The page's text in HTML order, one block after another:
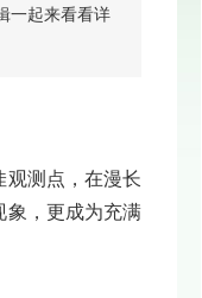
一起来看看详
观测点，在漫长
象，更成为充满